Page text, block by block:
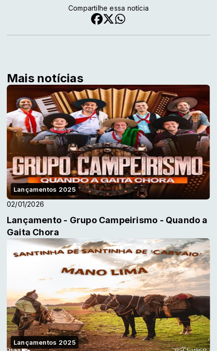
Compartilhe essa notícia
Mais notícias
Lançamentos 2025
02/01/2026
Lançamento - Grupo Campeirismo - Quando a
Gaita Chora
Lançamentos 2025